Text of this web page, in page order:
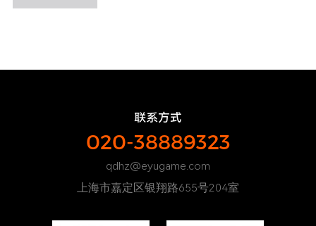
联系方式
020-38889323
qdhz@eyugame.com
上海市嘉定区银翔路655号204室